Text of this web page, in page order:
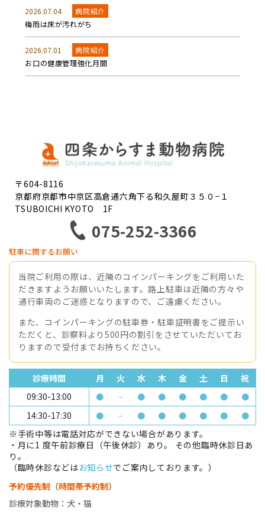
2026.07.04 病院紹介
梅雨は床が汚れがち
2026.07.01 病院紹介
お口の健康管理強化月間
〒604-8116
京都府京都市中京区高倉通六角下る和久屋町３５０−１
TSUBOICHI KYOTO 1F
075-252-3366
駐車に関するお願い
当院ご利用の際は、近隣のコインパーキングをご利用いた
だきますようお願いいたします。路上駐車は近隣の方々や
通行車両のご迷惑となりますので、ご遠慮ください。
また、コインパーキングの駐車券・駐車証明書をご提示い
ただくと、診察料より500円の割引をさせていただいてお
りますので受付までお持ちください。
診療時間 月 火 水 木 金 土 日
祝
09:30-13:00
● − ● ● ● ● ● ●
14:30-17:30 ● − ● ● ● ● ● ●
※手術中等は電話対応ができない場合があります。
・月に1 度午前診療日（午後休診）あり。 その他臨時休診日あ
り。
（臨時休診などはお知らせでご案内しております。）
予約優先制（時間帯予約制）
診療対象動物：犬・猫